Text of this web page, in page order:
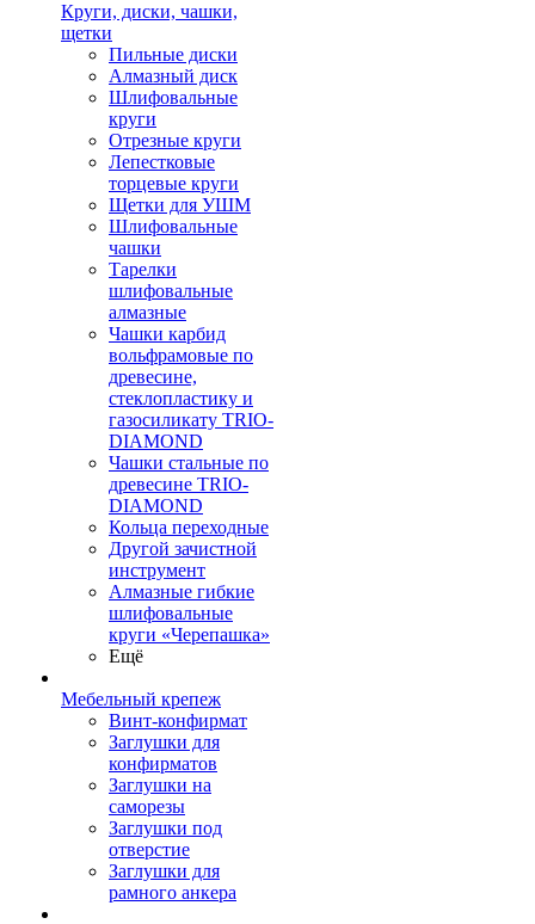
Круги, диски, чашки,
щетки
Пильные диски
Алмазный диск
Шлифовальные
круги
Отрезные круги
Лепестковые
торцевые круги
Щетки для УШМ
Шлифовальные
чашки
Тарелки
шлифовальные
алмазные
Чашки карбид
вольфрамовые по
древесине,
стеклопластику и
газосиликату TRIO-
DIAMOND
Чашки стальные по
древесине TRIO-
DIAMOND
Кольца переходные
Другой зачистной
инструмент
Алмазные гибкие
шлифовальные
круги «Черепашка»
Ещё
Мебельный крепеж
Винт-конфирмат
Заглушки для
конфирматов
Заглушки на
саморезы
Заглушки под
отверстие
Заглушки для
рамного анкера